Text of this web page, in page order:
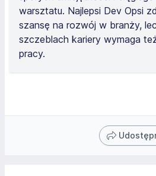
warsztatu. Najlepsi Dev Opsi
szansę na rozwój w branży,
szczeblach kariery wymaga
pracy.